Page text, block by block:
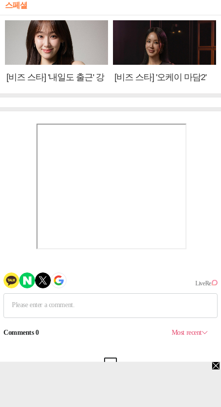
스페셜
[비즈 스타] '내일도 출근' 강
[비즈 스타] '오케이 마담2'